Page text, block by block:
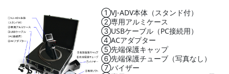
①VJ-ADV本体（スタンド付）
②専用アルミケース
③USBケーブル（PC接続用）
④ACアダプター
⑤先端保護キャップ
⑥先端保護チューブ（写真なし）
⑦バイザー